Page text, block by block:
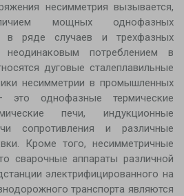
несимметрия вызывается,
мощных однофазных
в ряде случаев и трехфазных
неодинаковым потреблением в
дуговые сталеплавильные
несимметрии в промышленных
однофазные термические
печи, индукционные
сопротивления и различные
Кроме того, несимметричные
сварочные аппараты различной
электрифицированного на
транспорта являются